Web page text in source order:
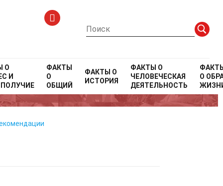
О
И
ФАКТЫ
О
ОБЩИЙ
ФАКТЫ О
ИСТОРИЯ
ФАКТЫ О
ЧЕЛОВЕЧЕСКАЯ
ДЕЯТЕЛЬНОСТЬ
О